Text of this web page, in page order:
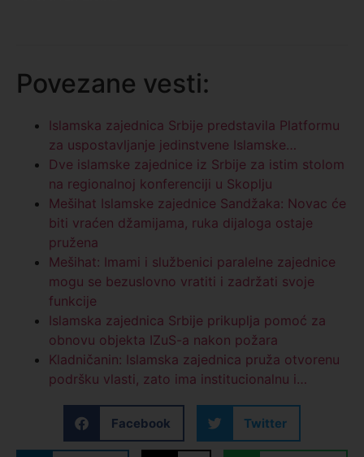
Povezane vesti:
Islamska zajednica Srbije predstavila Platformu
za uspostavljanje jedinstvene Islamske…
Dve islamske zajednice iz Srbije za istim stolom
na regionalnoj konferenciji u Skoplju
Mešihat Islamske zajednice Sandžaka: Novac će
biti vraćen džamijama, ruka dijaloga ostaje
pružena
Mešihat: Imami i službenici paralelne zajednice
mogu se bezuslovno vratiti i zadržati svoje
funkcije
Islamska zajednica Srbije prikuplja pomoć za
obnovu objekta IZuS-a nakon požara
Kladničanin: Islamska zajednica pruža otvorenu
podršku vlasti, zato ima institucionalnu i…
Facebook Twitter